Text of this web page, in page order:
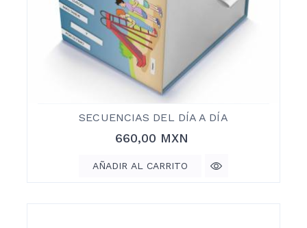
SECUENCIAS DEL DÍA A DÍA
Precio
660,00 MXN
AÑADIR AL CARRITO